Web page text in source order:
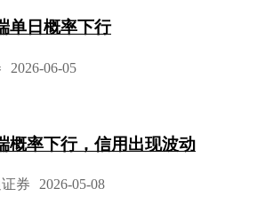
单日概率下行
2026-06-05
概率下行，信用出现波动
券 2026-05-08